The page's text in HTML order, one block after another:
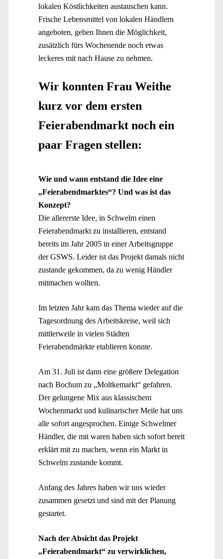
lokalen Köstlichkeiten austauschen kann.
Frische Lebensmittel von lokalen Händlern
angeboten, geben Ihnen die Möglichkeit,
zusätzlich fürs Wochenende noch etwas
leckeres mit nach Hause zu nehmen.
Wir konnten Frau Weithe
kurz vor dem ersten
Feierabendmarkt noch ein
paar Fragen stellen:
Wie und wann entstand die Idee eine
„Feierabendmarktes“? Und was ist das
Konzept?
Die allererste Idee, in Schwelm einen
Feierabendmarkt zu installieren, entstand
bereits im Jahr 2005 in einer Arbeitsgruppe
der GSWS. Leider ist das Projekt damals nicht
zustande gekommen, da zu wenig Händler
mitmachen wollten.
Im letzten Jahr kam das Thema wieder auf die
Tagesordnung des Arbeitskreise, weil sich
mittlerweile in vielen Städten
Feierabendmärkte etablieren konnte.
Am 31. Juli ist dann eine größere Delegation
nach Bochum zu „Moltkemarkt“ gefahren.
Der gelungene Mix aus klassischem
Wochenmarkt und kulinarischer Meile hat uns
alle sofort angesprochen. Einige Schwelmer
Händler, die mit waren haben sich sofort bereit
erklärt mit zu machen, wenn ein Markt in
Schwelm zustande kommt.
Anfang des Jahres haben wir uns wieder
zusammen gesetzt und sind mit der Planung
gestartet.
Nach der Absicht das Projekt
„Feierabendmarkt“ zu verwirklichen,